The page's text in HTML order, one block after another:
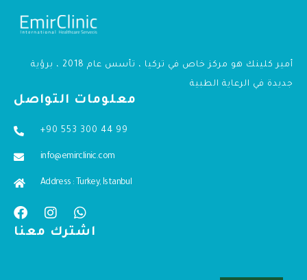
أمير كلينك هو مركز خاص في تركيا ، تأسس عام 2018 ، برؤية
جديدة في الرعاية الطبية
معلومات التواصل
+90 553 300 44 99
info@emirclinic.com
Address : Turkey, Istanbul
اشترك معنا